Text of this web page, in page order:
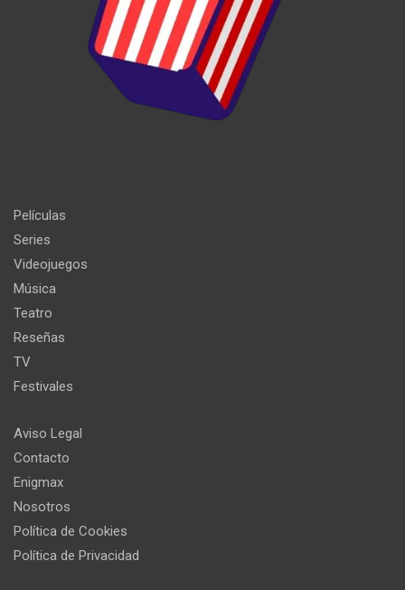
Películas
Series
Videojuegos
Música
Teatro
Reseñas
TV
Festivales
Aviso Legal
Contacto
Enigmax
Nosotros
Política de Cookies
Política de Privacidad